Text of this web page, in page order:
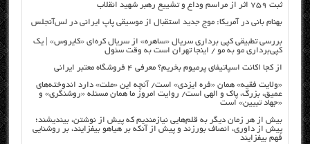
ثبت ۷۵۹ اثر از مراسم وداع و تشییع رهبر شهید انقلاب
بهنام بانی در آمریکا: موج جدید استقبال از موسیقی پاپ ایرانی در لس‌آنجلس
بررسی تطبیقی کپی برداری سریال «ساهره» از سریال کره‌ای «کایروس» | یک
کپی‌برداری مو به مو / اینجا تهران است به وقت سئول
از کجا اکانت اسپاتیفای پرمیوم بخریم؟ معرفی ۴ فروشگاه معتبر ایرانی
«ولایت فقیه» همان «فره ایزدی» است/ آنچه این «ملت» دارد اندوخته‌های
عمیق، بزرگ، پاک و الهی است/ روایت امروز ما همان مسئله «روشنگری» و
«جهاد تبیین» است
بیش از هر زمان دیگر به قلم‌هایی نیازمندیم که پیش از نوشتن، بیندیشند؛
پیش از داوری، انصاف بورزند و پیش از آنکه بر هیاهو بیفزایند، بر روشنایی
فهم بیفزایند